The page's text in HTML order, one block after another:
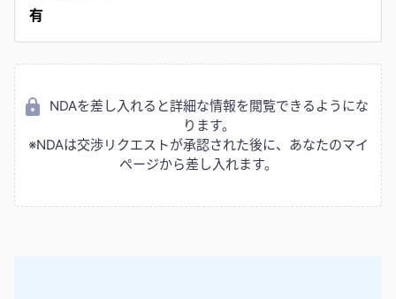
有
NDAを差し入れると詳細な情報を閲覧できるようにな
ります。
※NDAは交渉リクエストが承認された後に、あなたのマイ
ページから差し入れます。